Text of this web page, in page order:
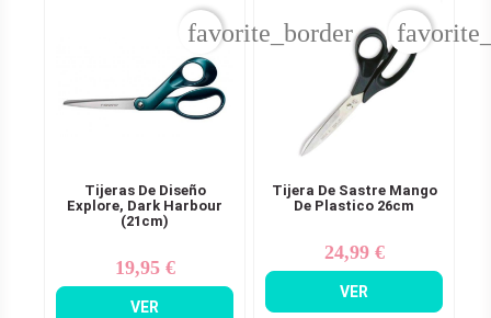
Tijeras De Diseño
Explore, Dark Harbour
(21cm)
Precio
19,95 €
VER
favorite_border
Tijera De Sastre Mango
De Plastico 26cm
Precio
24,99 €
VER